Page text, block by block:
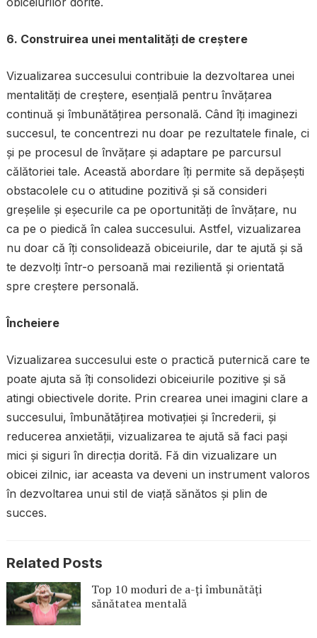
6. Construirea unei mentalități de creștere
Vizualizarea succesului contribuie la dezvoltarea unei
mentalități de creștere, esențială pentru învățarea
continuă și îmbunătățirea personală. Când îți imaginezi
succesul, te concentrezi nu doar pe rezultatele finale, ci
și pe procesul de învățare și adaptare pe parcursul
călătoriei tale. Această abordare îți permite să depășești
obstacolele cu o atitudine pozitivă și să consideri
greșelile și eșecurile ca pe oportunități de învățare, nu
ca pe o piedică în calea succesului. Astfel, vizualizarea
nu doar că îți consolidează obiceiurile, dar te ajută și să
te dezvolți într-o persoană mai rezilientă și orientată
spre creștere personală.
Încheiere
Vizualizarea succesului este o practică puternică care te
poate ajuta să îți consolidezi obiceiurile pozitive și să
atingi obiectivele dorite. Prin crearea unei imagini clare a
succesului, îmbunătățirea motivației și încrederii, și
reducerea anxietății, vizualizarea te ajută să faci pași
mici și siguri în direcția dorită. Fă din vizualizare un
obicei zilnic, iar aceasta va deveni un instrument valoros
în dezvoltarea unui stil de viață sănătos și plin de
succes.
Related Posts
Top 10 moduri de a-ți îmbunătăți
sănătatea mentală